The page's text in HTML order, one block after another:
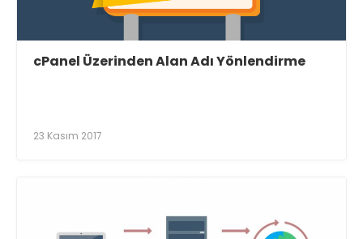
cPanel Üzerinden Alan Adı Yönlendirme
23 Kasım 2017